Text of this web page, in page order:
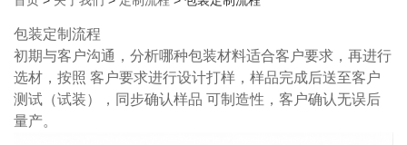
包装定制流程
初期与客户沟通，分析哪种包装材料适合客户要求，再进行
选材，按照 客户要求进行设计打样，样品完成后送至客户
测试（试装），同步确认样品 可制造性，客户确认无误后
量产。